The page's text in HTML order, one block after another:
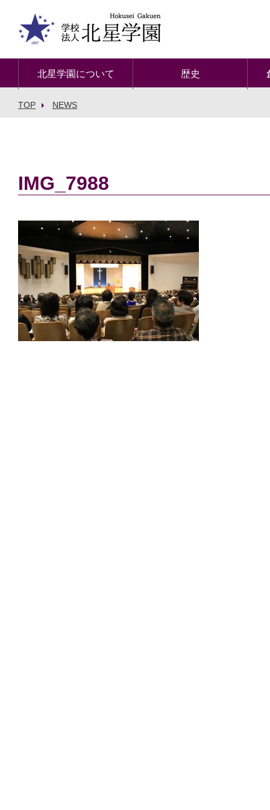
北星学園について 歴史
TOP NEWS
IMG_7988